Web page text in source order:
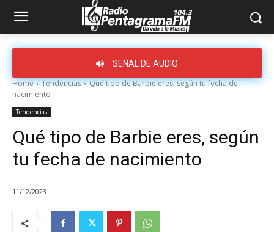
SEÑAL DE AUDIO
Home Tendencias
Qué tipo de Barbie eres, según tu fecha de
nacimiento
Tendencias
Qué tipo de Barbie eres, según
tu fecha de nacimiento
11/12/2023